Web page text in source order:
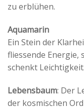
zu erblühen.
Aquamarin
Ein Stein der
fliessende Energie,
schenkt Leichtigkeit.
Lebensbaum: Der
der kosmischen